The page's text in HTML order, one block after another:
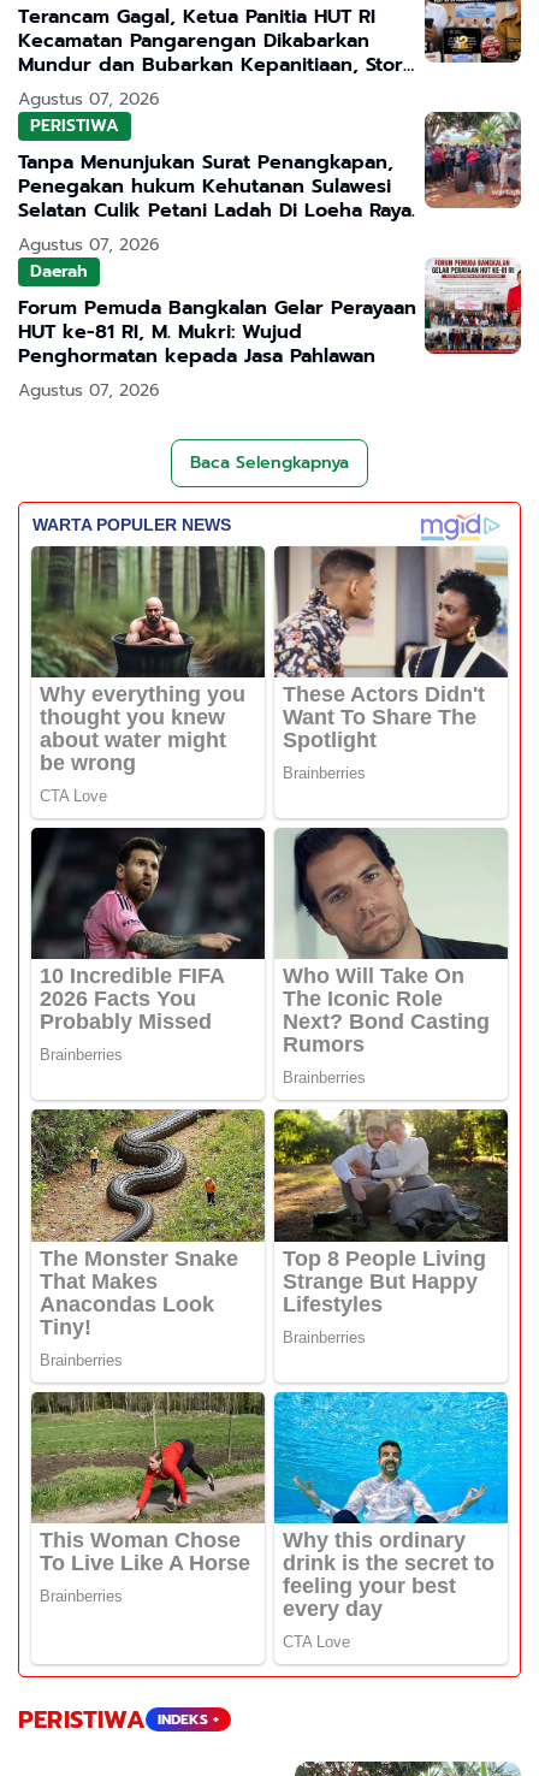
Terancam Gagal, Ketua Panitia HUT RI
Kecamatan Pangarengan Dikabarkan
Mundur dan Bubarkan Kepanitiaan, Story
WhatsApp ASN Jadi Sorotan
Agustus 07, 2026
PERISTIWA
Tanpa Menunjukan Surat Penangkapan,
Penegakan hukum Kehutanan Sulawesi
Selatan Culik Petani Ladah Di Loeha Raya.
Agustus 07, 2026
Daerah
Forum Pemuda Bangkalan Gelar Perayaan
HUT ke-81 RI, M. Mukri: Wujud
Penghormatan kepada Jasa Pahlawan
Agustus 07, 2026
Baca Selengkapnya
PERISTIWA INDEKS +